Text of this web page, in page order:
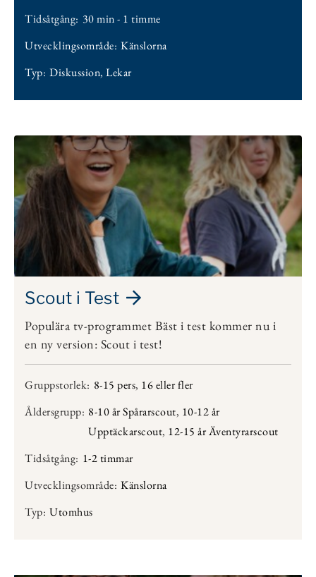
Tidsåtgång: 30 min - 1 timme
Utvecklingsområde: Känslorna
Typ: Diskussion, Lekar
Scout i Test
Populära tv-programmet Bäst i test kommer nu i
en ny version: Scout i test!
Gruppstorlek: 8-15 pers, 16 eller fler
Åldersgrupp: 8-10 år Spårarscout, 10-12 år
Upptäckarscout, 12-15 år Äventyrarscout
Tidsåtgång: 1-2 timmar
Utvecklingsområde: Känslorna
Typ: Utomhus